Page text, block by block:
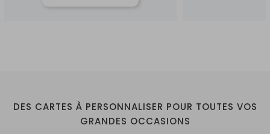
DES CARTES À PERSONNALISER POUR TOUTES VOS
GRANDES OCCASIONS